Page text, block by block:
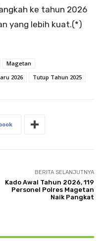
ke tahun 2026
yang lebih kuat.(*)
Magetan
2026 Tutup Tahun 2025
BERITA SELANJUTNYA
Kado Awal Tahun 2026, 119
Personel Polres Magetan
Naik Pangkat